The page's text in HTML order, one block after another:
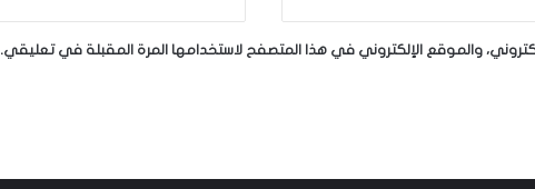
والموقع الإلكتروني في هذا المتصفح لاستخدامها المرة المقبلة في تعليقي.